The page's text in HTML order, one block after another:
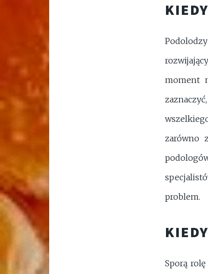
moment
zarówno
problem.
Sporą